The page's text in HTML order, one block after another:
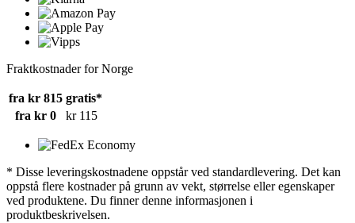
Fraktkostnader for Norge
fra kr 815 gratis*
fra kr 0
kr 115
* Disse leveringskostnadene oppstår ved standardlevering. Det kan
oppstå flere kostnader på grunn av vekt, størrelse eller egenskaper
ved produktene. Du finner denne informasjonen i
produktbeskrivelsen.